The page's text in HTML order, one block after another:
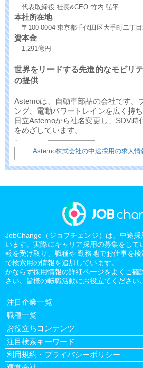
代表取締役 社長&CEO 竹内 弘平
本社所在地
〒100-0004 東京都千代田区大手町二丁
資本金
1,291億円
世界をリードする先進的なモビリ
の提供
Astemoは、自動車部品の会社です。
ング、電動パワートレインを広く持
日立Astemoから社名変更し、SDV時
をめざしています。
Astemo株式会社の中途採用の求人情
JobChange（ジョブチェンジ）は、中途
います。実際にキャリア採用の募集をして
報を受け取り、職種や 勤務地でお仕事を
で検索用の情報を追加しています。
かならず採用情報の詳細ページをよくご確
さい。皆様の転職活動にお役立てください。
注目企業一覧
職種一覧
お役立ちコンテンツ
注目検索キーワード
利用規約・プライバシーポリシー